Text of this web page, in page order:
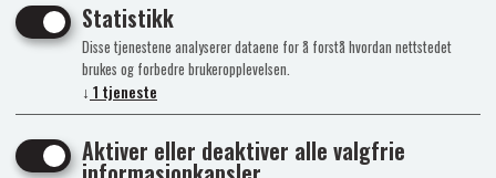
Statistikk
Disse tjenestene analyserer dataene for å forstå hvordan nettstedet
brukes og forbedre brukeropplevelsen.
↓ 1 tjeneste
Aktiver eller deaktiver alle valgfrie